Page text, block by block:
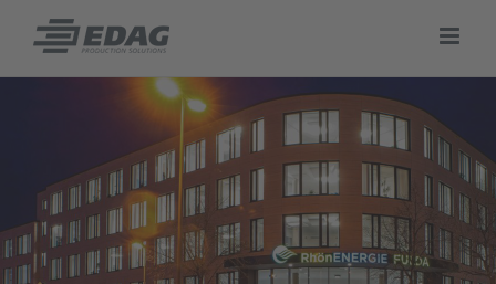
Inhalt
springen